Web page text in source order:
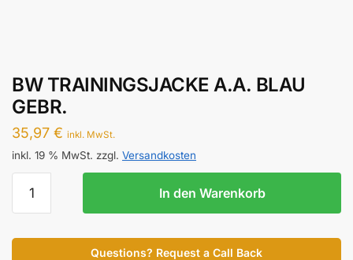
BW TRAININGSJACKE A.A. BLAU
GEBR.
35,97 € inkl. MwSt.
inkl. 19 % MwSt. zzgl. Versandkosten
TRAININGSJACKE
BLAU
In den Warenkorb
Questions? Request a Call Back